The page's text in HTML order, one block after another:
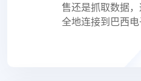
售还是抓取数据
全地连接到巴西电